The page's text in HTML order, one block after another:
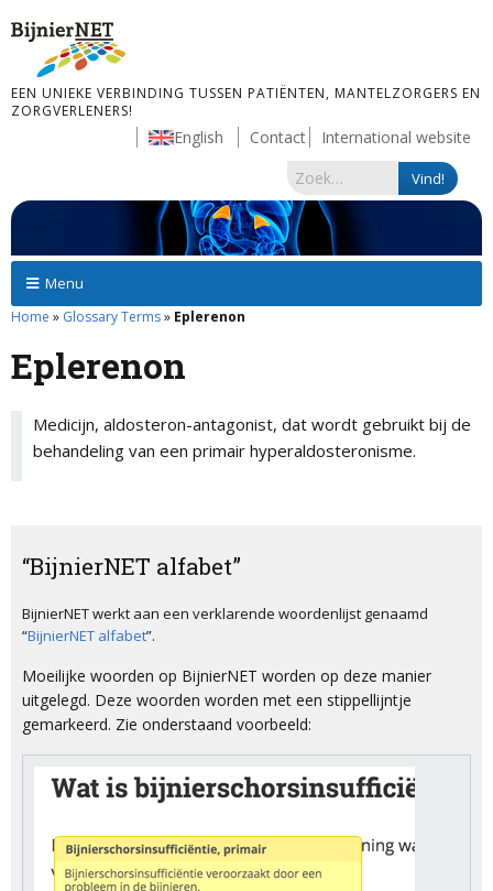
EEN UNIEKE VERBINDING TUSSEN PATIËNTEN, MANTELZORGERS EN
ZORGVERLENERS!
English Contact International website
Menu
Home » Glossary Terms» Eplerenon
Eplerenon
Medicijn, aldosteron-antagonist, dat wordt gebruikt bij de
behandeling van een primair hyperaldosteronisme.
“BijnierNET alfabet”
BijnierNET werkt aan een verklarende woordenlijst genaamd
“BijnierNET alfabet”.
Moeilijke woorden op BijnierNET worden op deze manier
uitgelegd. Deze woorden worden met een stippellijntje
gemarkeerd. Zie onderstaand voorbeeld: